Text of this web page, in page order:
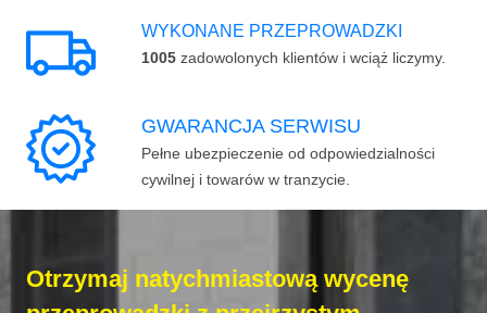
WYKONANE PRZEPROWADZKI
1005 zadowolonych klientów i wciąż liczymy.
GWARANCJA SERWISU
Pełne ubezpieczenie od odpowiedzialności
cywilnej i towarów w tranzycie.
Otrzymaj natychmiastową wycenę